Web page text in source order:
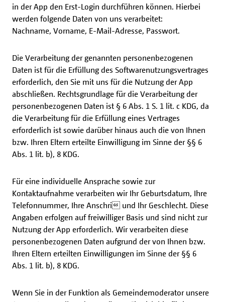
in der App den Erst-Login durchführen können. Hierbei
werden folgende Daten von uns verarbeitet:
Nachname, Vorname, E-Mail-Adresse, Passwort.
Die Verarbeitung der genannten personenbezogenen
Daten ist für die Erfüllung des Softwarenutzungsvertrages
erforderlich, den Sie mit uns für die Nutzung der App
abschließen. Rechtsgrundlage für die Verarbeitung der
personenbezogenen Daten ist § 6 Abs. 1 S. 1 lit. c KDG, da
die Verarbeitung für die Erfüllung eines Vertrages
erforderlich ist sowie darüber hinaus auch die von Ihnen
bzw. Ihren Eltern erteilte Einwilligung im Sinne der §§ 6
Abs. 1 lit. b), 8 KDG.
Für eine individuelle Ansprache sowie zur
Kontaktaufnahme verarbeiten wir Ihr Geburtsdatum, Ihre
Telefonnummer, Ihre Anschri und Ihr Geschlecht. Diese
Angaben erfolgen auf freiwilliger Basis und sind nicht zur
Nutzung der App erforderlich. Wir verarbeiten diese
personenbezogenen Daten aufgrund der von Ihnen bzw.
Ihren Eltern erteilten Einwilligungen im Sinne der §§ 6
Abs. 1 lit. b), 8 KDG.
Wenn Sie in der Funktion als Gemeindemoderator unsere